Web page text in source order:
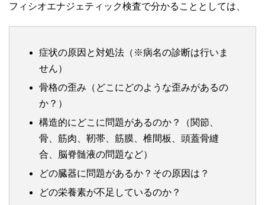
フィシオエナジェティック検査で分かることとしては、
症状の原因と対処法（※病名の診断は行いま
せん）
骨格の歪み（どこにどのような歪みがあるの
か？）
構造的にどこに問題があるのか？（関節、
骨、筋肉、靭帯、筋膜、椎間板、頭蓋骨縫
合、脳脊髄液の問題など）
どの臓器に問題があるか？その原因は？
どの栄養素が不足しているのか？